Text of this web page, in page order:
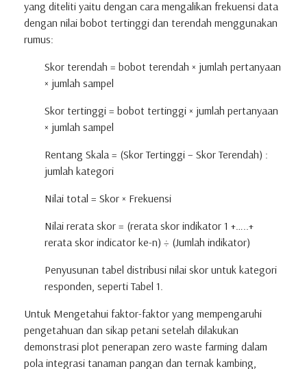
yang diteliti yaitu dengan cara mengalikan frekuensi data
dengan nilai bobot tertinggi dan terendah menggunakan
rumus:
Skor terendah = bobot terendah × jumlah pertanyaan
× jumlah sampel
Skor tertinggi = bobot tertinggi × jumlah pertanyaan
× jumlah sampel
Rentang Skala = (Skor Tertinggi – Skor Terendah) :
jumlah kategori
Nilai total = Skor × Frekuensi
Nilai rerata skor = (rerata skor indikator 1 +…..+
rerata skor indicator ke-n) ÷ (Jumlah indikator)
Penyusunan tabel distribusi nilai skor untuk kategori
responden, seperti Tabel 1.
Untuk Mengetahui faktor-faktor yang mempengaruhi
pengetahuan dan sikap petani setelah dilakukan
demonstrasi plot penerapan zero waste farming dalam
pola integrasi tanaman pangan dan ternak kambing,